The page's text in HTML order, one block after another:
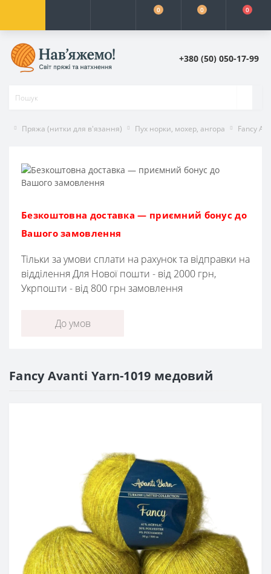
0 0 0
+380 (50) 050-17-99
Пряжа (нитки для в'язання) Пух норки, мохер, ангора Fancy
Безкоштовна доставка — приємний бонус до
Вашого замовлення
Тільки за умови сплати на рахунок та відправки на
відділення Для Нової пошти - від 2000 грн,
Укрпошти - від 800 грн замовлення
До умов
Fancy Avanti Yarn-1019 медовий